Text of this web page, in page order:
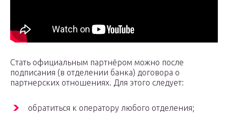
Стать официальным партнёром можно после
подписания (в отделении банка) договора о
партнерских отношениях. Для этого следует:
обратиться к оператору любого отделения;